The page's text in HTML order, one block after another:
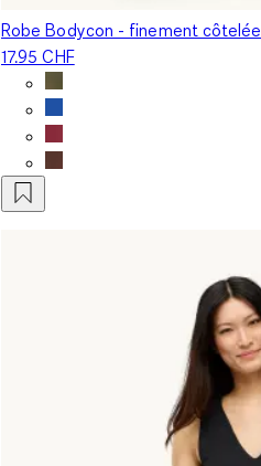
Robe Bodycon - finement côtelée
17.95 CHF